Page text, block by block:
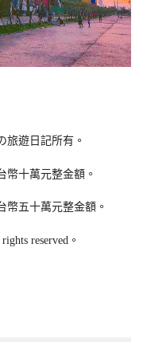
旅遊日記所有。
幣十萬元整金額。
幣五十萬元整金額。
reserved。